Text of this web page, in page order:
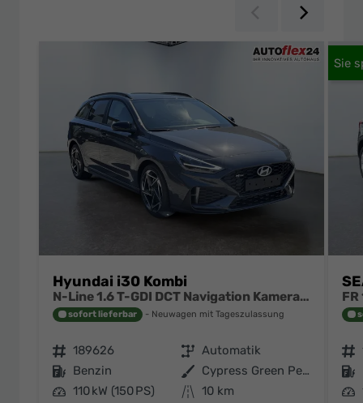
Zurück
Hyundai i30 Kombi
N-Line 1.6 T-GDI DCT Navigation Kamera 2x Einparkhilfe 18 Zoll 2Zonenklima
sofort lieferbar Neuwagen mit Tageszulassung
Fahrzeugnr. 189626 Getriebe Automatik
Kraftstoff Benzin Außenfarbe
Cypress Green Pearl
Leistung 110 kW (150 PS) Kilometerstand 10 km
Fahrzeugnr.
Kraftstoff
Leistung